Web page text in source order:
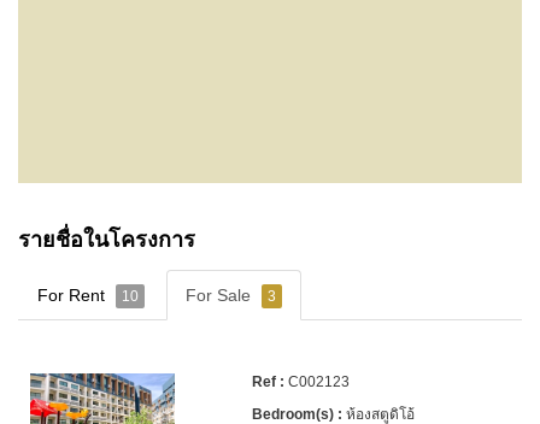
รายชื่อในโครงการ
For Rent 10 For Sale 3
C002123
ห้องสตูดิโอ้